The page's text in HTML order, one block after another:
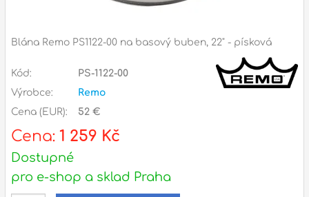
Ostatní
Naše prodejna
Blána Remo PS1122-00 na basový buben, 22" - písková
Kód:
PS-1122-00
Výrobce:
Remo
Cena (EUR):
52 €
Cena: 1 259 Kč
Dostupné
pro e-shop a sklad Praha